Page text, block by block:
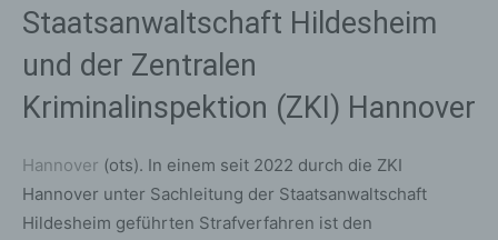
Staatsanwaltschaft Hildesheim
und der Zentralen
Kriminalinspektion (ZKI) Hannover
Hannover (ots). In einem seit 2022 durch die ZKI
Hannover unter Sachleitung der Staatsanwaltschaft
Hildesheim geführten Strafverfahren ist den